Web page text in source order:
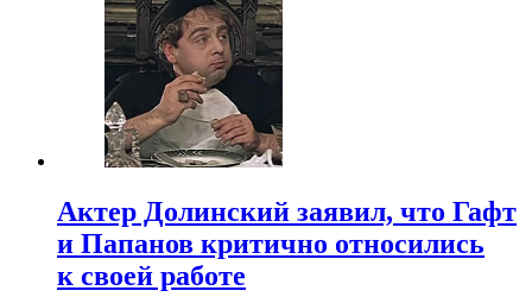
Актер Долинский заявил, что Гафт
и Папанов критично относились
к своей работе